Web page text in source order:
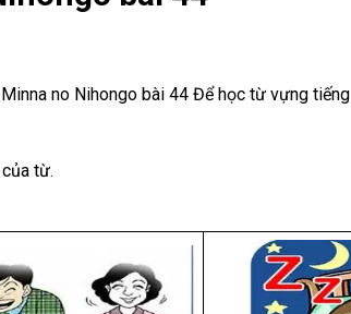
no Nihongo bài 44 Để học từ vựng
từ.